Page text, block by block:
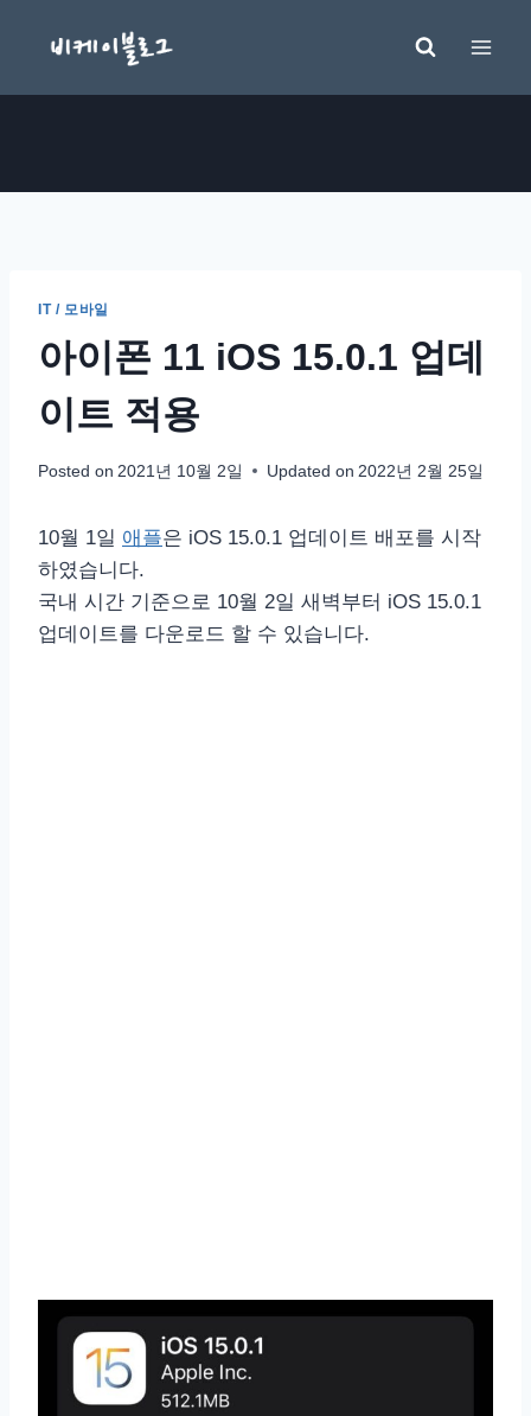
IT / 모바일
아이폰 11 iOS 15.0.1 업데
이트 적용
Posted on 2021년 10월 2일 Updated on 2022년 2월 25일
10월 1일 애플은 iOS 15.0.1 업데이트 배포를 시작
하였습니다.
국내 시간 기준으로 10월 2일 새벽부터 iOS 15.0.1
업데이트를 다운로드 할 수 있습니다.